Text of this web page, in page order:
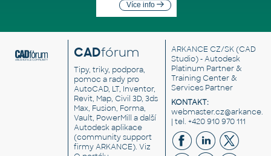
Více info
CADfórum
Tipy, triky, podpora,
pomoc a rady pro
AutoCAD, LT, Inventor,
Revit, Map, Civil 3D, 3ds
Max, Fusion, Forma,
Vault, PowerMill a další
Autodesk aplikace
(community support
firmy ARKANCE). Viz
ARKANCE CZ/SK(CAD
Studio) - Autodesk
Platinum Partner &
Training Center &
Services Partner
KONTAKT:
| tel. +420 910 970 111